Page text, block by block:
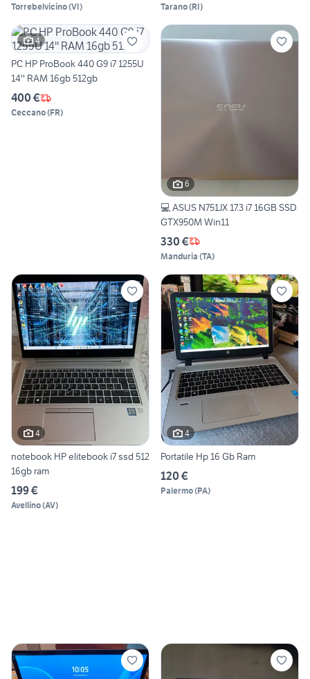
Torrebelvicino(VI) Tarano(RI)
4
PC HP ProBook 440 G9 i7 1255U
14'' RAM 16gb 512gb
400 €
Ceccano(FR)
6
💻 ASUS N751JX 17.3 i7 16GB SSD
GTX950M Win11
330 €
Manduria (TA)
4
notebook HP elitebook i7 ssd 512
16gb ram
199 €
Avellino(AV)
4
Portatile Hp 16 Gb Ram
120 €
Palermo(PA)